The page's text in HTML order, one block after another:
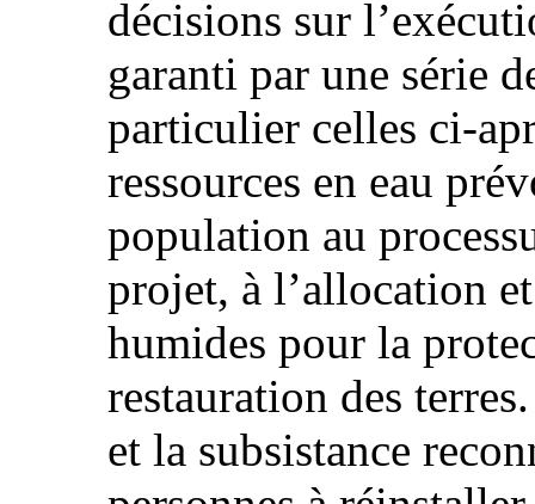
décisions sur
garanti par une série
particulier celles ci-
ressources en eau
population au
projet, à l’allocation
humides pour la
restauration des
et la subsistance